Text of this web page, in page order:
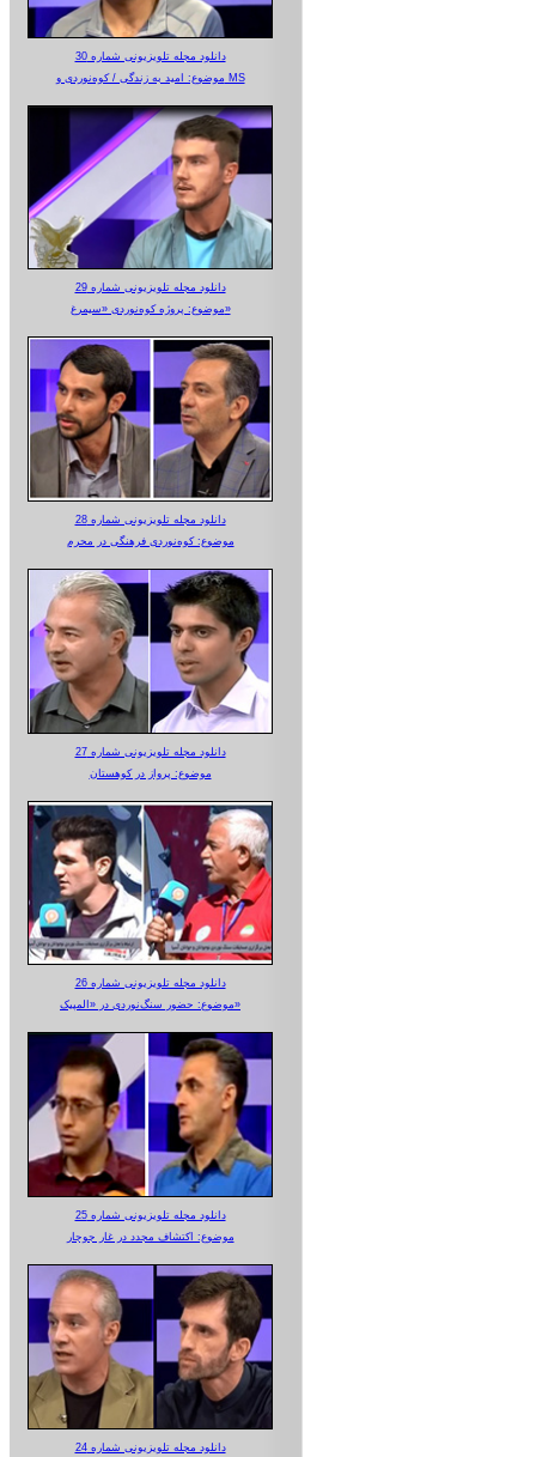
دانلود مجله تلویزیونی شماره 30
موضوع: امید به زندگی / کوه‌نوردی و MS
دانلود مجله تلویزیونی شماره 29
موضوع: پروژه کوه‌نوردی «سیمرغ»
دانلود مجله تلویزیونی شماره 28
موضوع: کوه‌نوردی فرهنگی در محرم
دانلود مجله تلویزیونی شماره 27
موضوع: پرواز در کوهستان
دانلود مجله تلویزیونی شماره 26
موضوع: حضور سنگ‌نوردی در «المپیک»
دانلود مجله تلویزیونی شماره 25
موضوع: اکتشاف مجدد در غار جوجار
دانلود مجله تلویزیونی شماره 24